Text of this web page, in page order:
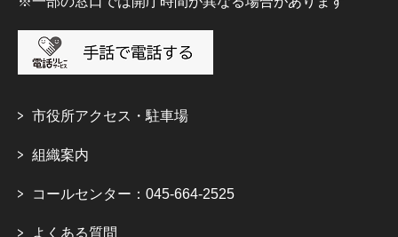
市役所アクセス・駐車場
組織案内
コールセンター：045-664-2525
よくある質問